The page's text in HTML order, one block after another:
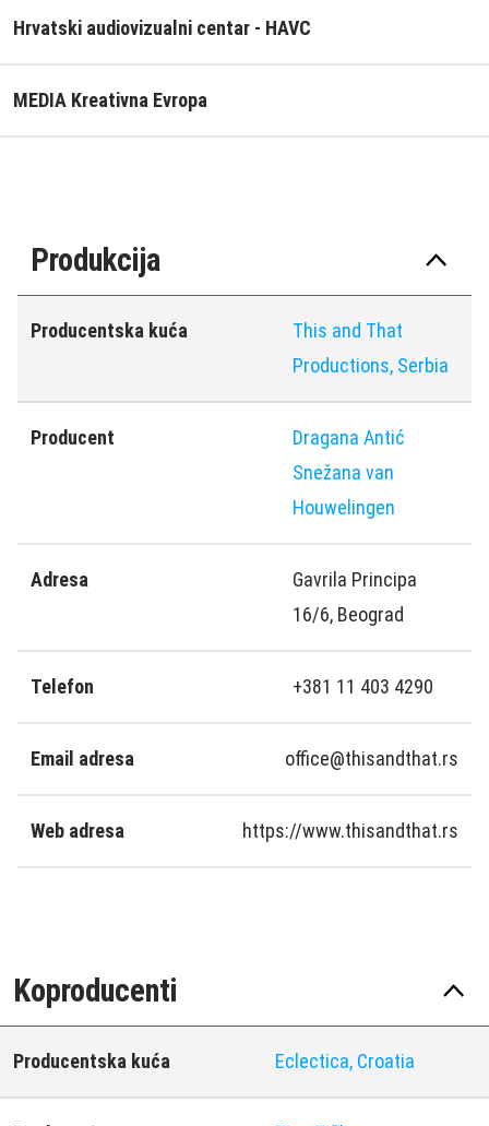
Hrvatski audiovizualni centar - HAVC
MEDIA Kreativna Evropa
Produkcija
Producentska kuća
This and That
Productions, Serbia
Producent
Dragana Antić
Snežana van
Houwelingen
Adresa
Gavrila Principa
16/6, Beograd
Telefon +381 11 403 4290
Email adresa office@thisandthat.rs
Web adresa https://www.thisandthat.rs
Koproducenti
Producentska kuća Eclectica, Croatia